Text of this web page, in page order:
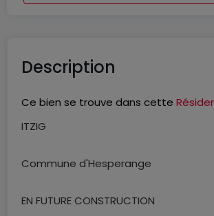
Description
Ce bien se trouve dans cette
ITZIG
Commune d'Hesperange
EN FUTURE CONSTRUCTION